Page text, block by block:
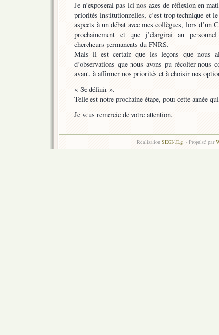
Je n’exposerai pas ici nos axes de réflexion en
priorités institutionnelles, c’est trop technique et le
aspects à un débat avec mes collègues, lors d’un
prochainement et que j’élargirai au
chercheurs permanents du FNRS.
Mais il est certain que les leçons que nous
d’observations que nous avons pu récolter nous
avant, à affirmer nos priorités et à choisir nos
« Se définir ».
Telle est notre prochaine étape, pour cette année
Je vous remercie de votre attention.
Réalisation SEGI-ULg - Propulsé par